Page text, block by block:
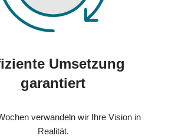
Umsetzung
garantiert
verwandeln wir Ihre Vision in
Realität.